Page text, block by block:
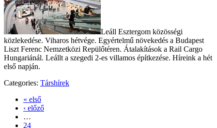
Leáll Esztergom közösségi
közlekedése. Viharos hétvége. Egyértelmű növekedés a Budapest
Liszt Ferenc Nemzetközi Repülőtéren. Átalakítások a Rail Cargo
Hungariánál. Leállt a szegedi 2-es villamos építkezése. Híreink a hét
első napján.
Categories: Társhírek
« első
‹ előző
…
24